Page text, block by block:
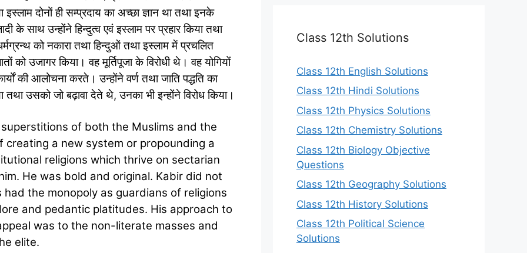
दोनों ही सम्प्रदाय का अच्छा ज्ञान था तथा इनके
साथ उन्होंने हिन्दुत्व एवं इस्लाम पर प्रहार किया तथा
को नकारा तथा हिन्दुओं तथा इस्लाम में प्रचलित
को उजागर किया। वह मूर्तिपूजा के विरोधी थे। वह योगियों
की आलोचना करते। उन्होंने वर्ण तथा जाति पद्धति का
तथा उसको जो बढ़ावा देते थे, उनका भी इन्होंने विरोध किया।
of both the Muslims and the
a new system or propounding a
religions which thrive on sectarian
He was bold and original. Kabir did not
the monopoly as guardians of religions
and pedantic platitudes. His approach to
was to the non-literate masses and
elite.
Class 12th Solutions
Class 12th English Solutions
Class 12th Hindi Solutions
Class 12th Physics Solutions
Class 12th Chemistry Solutions
Class 12th Biology Objective
Questions
Class 12th Geography Solutions
Class 12th History Solutions
Class 12th Political Science
Solutions